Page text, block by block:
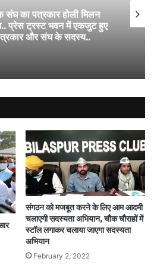
संघ का पत्रकार होली मिलन
प्रेस ट्रस्ट भवन में एकजुट हुए
और संघ के सदस्य..
संगठन को मजबूत करने के लिए आम आदमी
चलाएगी सदस्यता अभियान, चौक चौराहों में
स्टॉल लगाकर चलाया जाएगा सदस्यता
अभियान
February 2, 2022